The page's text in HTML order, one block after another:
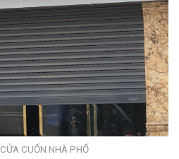
CỬA CUỐN NHÀ PHỐ